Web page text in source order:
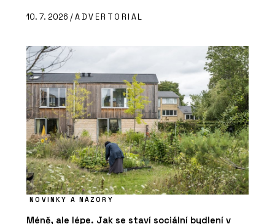
10. 7. 2026 /ADVERTORIAL
NOVINKY A NÁZORY
Méně, ale lépe. Jak se staví sociální bydlení v